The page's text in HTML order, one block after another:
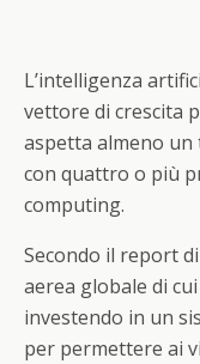
L’intelligenza
vettore di crescita
aspetta almeno
con quattro o più
computing.
Secondo il report
aerea globale di
investendo in un
per permettere ai